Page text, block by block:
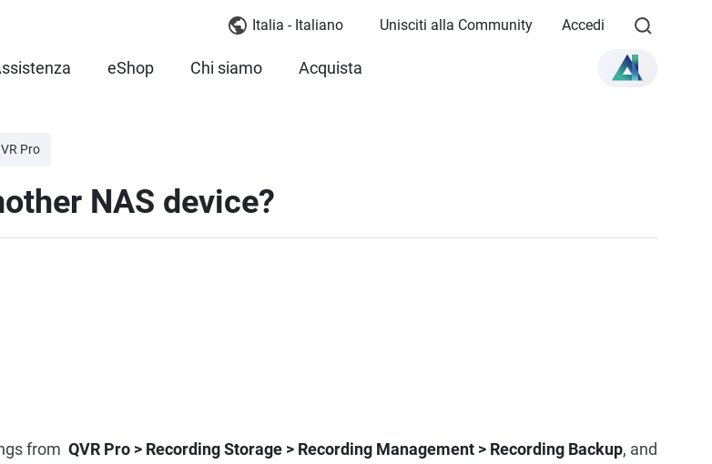
Italia - Italiano Unisciti alla Community Accedi
eShop Chi siamo Acquista
Pro
NAS device?
from QVR Pro > Recording Storage > Recording Management > Recording Backup, and